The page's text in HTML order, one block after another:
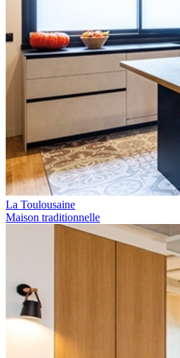
La Toulousaine
Maison traditionnelle